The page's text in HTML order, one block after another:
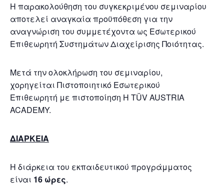
Η παρακολούθηση του συγκεκριμένου σεμιναρίου
αποτελεί αναγκαία προϋπόθεση για την
αναγνώριση του συμμετέχοντα ως Εσωτερικού
Επιθεωρητή Συστημάτων Διαχείρισης Ποιότητας.
Μετά την ολοκλήρωση του σεμιναρίου,
χορηγείται Πιστοποιητικό Εσωτερικού
Επιθεωρητή με πιστοποίηση Η TÜV AUSTRIA
ACADEMY.
ΔΙΑΡΚΕΙΑ
Η διάρκεια του εκπαιδευτικού προγράμματος
είναι 16 ώρες.